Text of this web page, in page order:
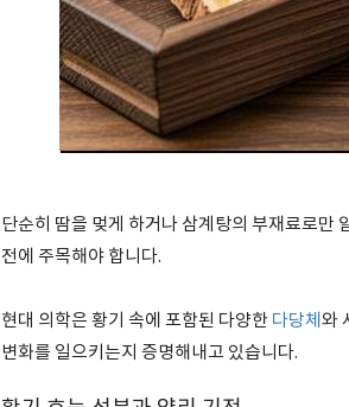
단순히 땀을 멎게 하거나 삼계탕의 부재료로만
전에 주목해야 합니다.
현대 의학은 황기 속에 포함된 다양한 다당체 와
변화를 일으키는지 증명해내고 있습니다.